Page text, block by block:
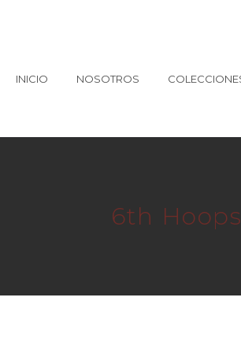
INICIO NOSOTROS
6th Hoops